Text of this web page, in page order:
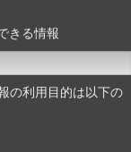
きる情報
の利用目的は以下の